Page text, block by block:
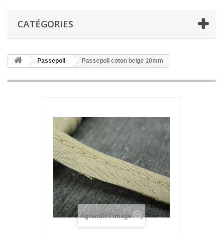
CATÉGORIES
Passepoil Passepoil coton beige 10mm
Agrandir l'image